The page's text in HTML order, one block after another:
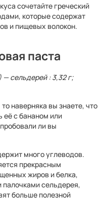
сочетайте греческий
которые содержат
и пищевых волокон.
паста
сельдерей : 3,32 г;
наверняка вы знаете, что
её с бананом или
ли вы
много углеводов.
прекрасным
жиров и белка,
палочками сельдерея,
больше полезной